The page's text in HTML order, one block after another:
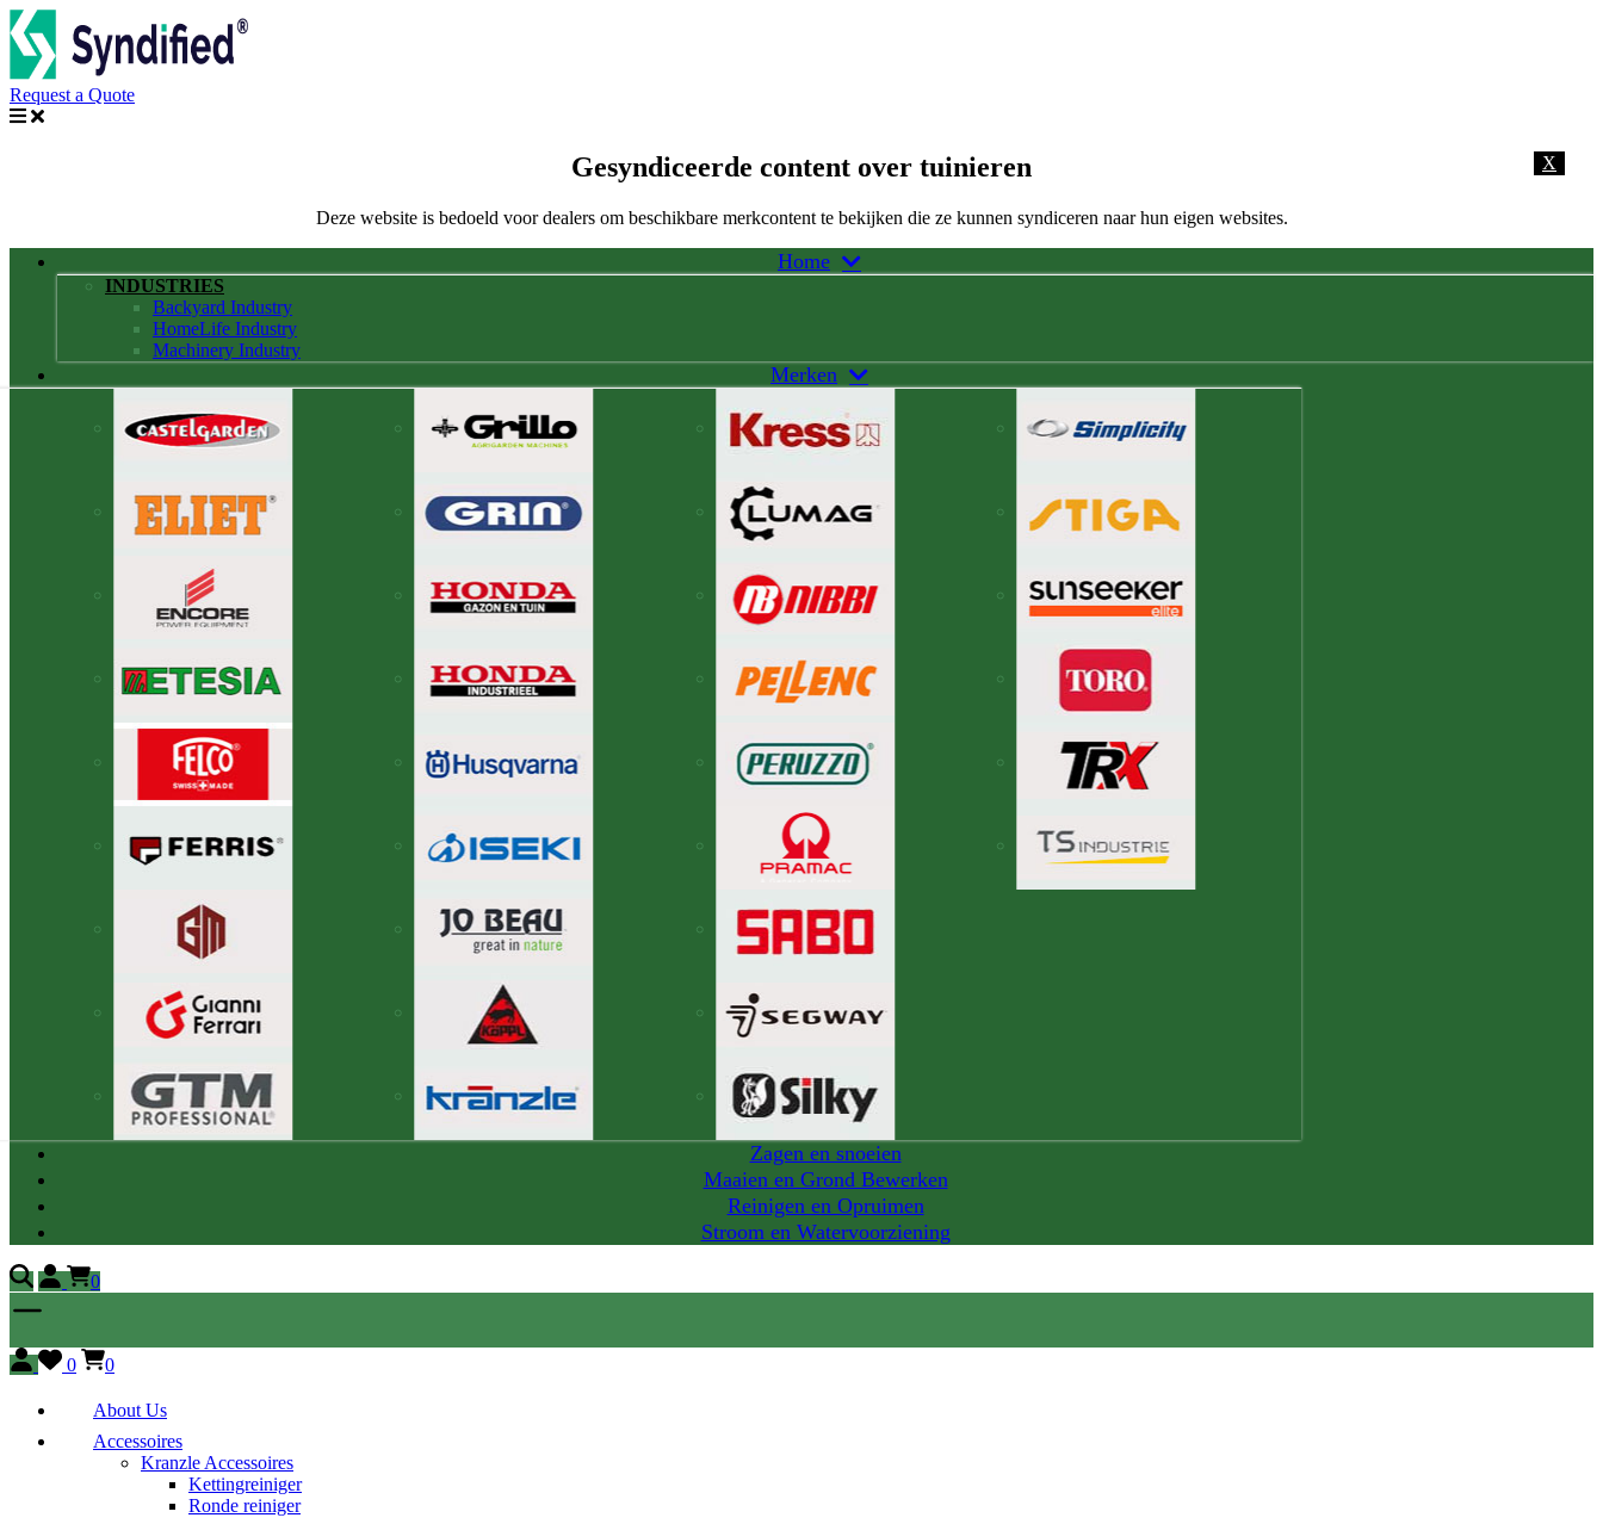
Request a Quote
X
Gesyndiceerde content over tuinieren
Deze website is bedoeld voor dealers om beschikbare merkcontent te bekijken die ze kunnen syndiceren naar hun eigen websites.
Home
INDUSTRIES
Backyard Industry
HomeLife Industry
Machinery Industry
Merken
Zagen en snoeien
Maaien en Grond Bewerken
Reinigen en Opruimen
Stroom en Watervoorziening
0
0 0
About Us
Accessoires
Kranzle Accessoires
Kettingreiniger
Ronde reiniger